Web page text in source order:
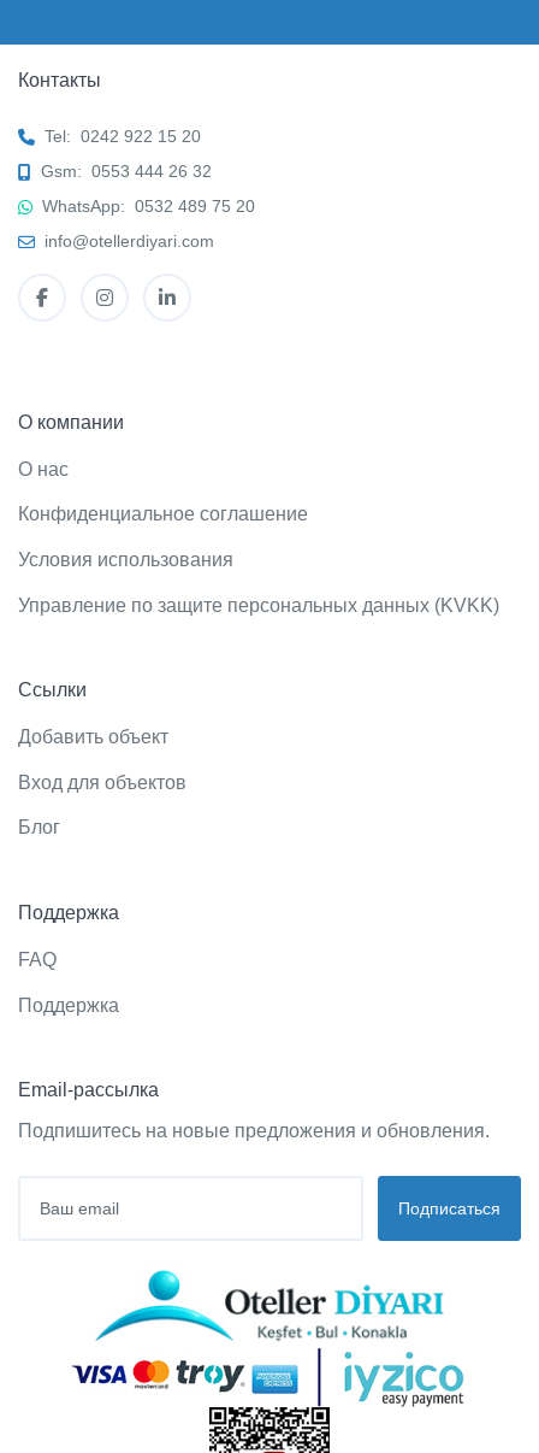
Контакты
Tel: 0242 922 15 20
Gsm: 0553 444 26 32
WhatsApp: 0532 489 75 20
info@otellerdiyari.com
О компании
О нас
Конфиденциальное соглашение
Условия использования
Управление по защите персональных данных (KVKK)
Ссылки
Добавить объект
Вход для объектов
Блог
Поддержка
FAQ
Поддержка
Email-рассылка
Подпишитесь на новые предложения и обновления.
Подписаться